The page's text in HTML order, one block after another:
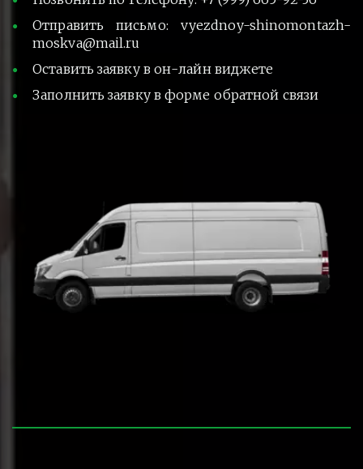
Отправить письмо: vyezdnoy-shinomontazh-
moskva@mail.ru
Оставить заявку в он-лайн виджете
Заполнить заявку в форме обратной связи